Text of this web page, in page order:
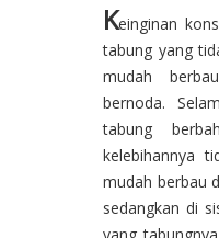
Keinginan
tabung yang
mudah
bernoda.
tabung
kelebihannya
mudah berbau
sedangkan di